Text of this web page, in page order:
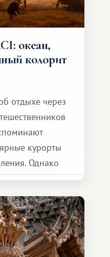
океан,
колорит
отдыхе через
курорты
Однако
системы
них есть
который
иной